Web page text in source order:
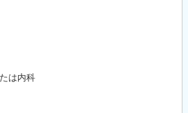
は内科